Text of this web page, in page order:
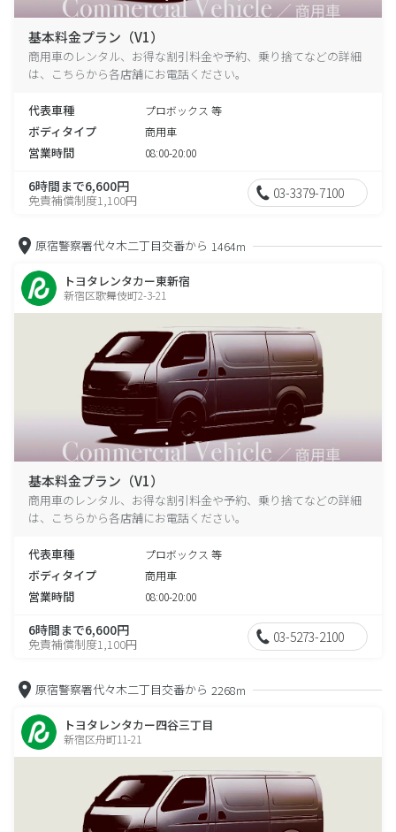
基本料金プラン（V1）
商用車のレンタル、お得な割引料金や予約、乗り捨てなどの詳細
は、こちらから各店舗にお電話ください。
代表車種 プロボックス 等
ボディタイプ 商用車
営業時間 08:00-20:00
6時間まで6,600円
免責補償制度1,100円 03-3379-7100
原宿警察署代々木二丁目交番から 1464m
トヨタレンタカー東新宿
新宿区歌舞伎町2-3-21
基本料金プラン（V1）
商用車のレンタル、お得な割引料金や予約、乗り捨てなどの詳細
は、こちらから各店舗にお電話ください。
代表車種 プロボックス 等
ボディタイプ 商用車
営業時間 08:00-20:00
6時間まで6,600円
免責補償制度1,100円 03-5273-2100
原宿警察署代々木二丁目交番から 2268m
トヨタレンタカー四谷三丁目
新宿区舟町11-21